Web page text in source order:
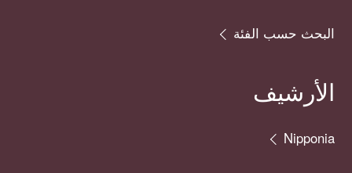
البحث حسب الفئة
الأرشيف
Nipponia